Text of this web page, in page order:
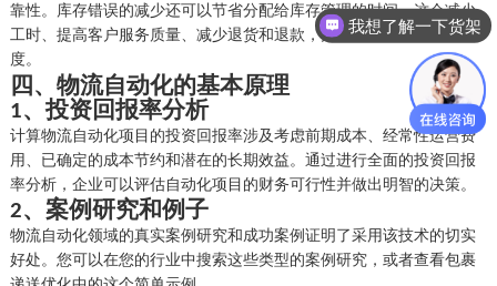
靠性。库存错误的减少还可以节省分配给库存管理的时间。这会减少
工时、提高客户服务质量、减少退货和退款，并全面提高客户满意
度。
四、 物流自动化的基本原理
1、投资回报率分析
计算物流自动化项目的投资回报率涉及考虑前期成本、经常性运营费
用、已确定的成本节约和潜在的长期效益。通过进行全面的投资回报
率分析，企业可以评估自动化项目的财务可行性并做出明智的决策。
2、 案例研究和例子
物流自动化领域的真实案例研究和成功案例证明了采用该技术的切实
好处。您可以在您的行业中搜索这些类型的案例研究，或者查看包裹
我想了解一下货架